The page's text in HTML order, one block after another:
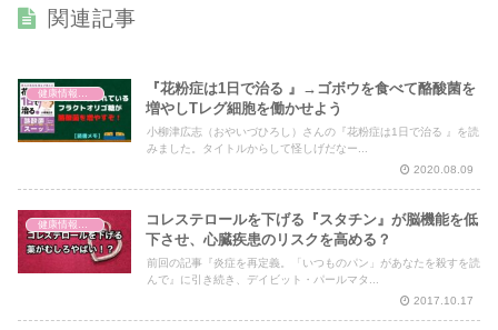
関連記事
健康情報の読み解き・考え方
『花粉症は1日で治る 』→ゴボウを食べて酪酸菌を
増やしTレグ細胞を働かせよう
小柳津広志（おやいづひろし）さんの『花粉症は1日で治る 』を読
みました。タイトルからして怪しげだなー...
2020.08.09
コレステロールを下げる『スタチン』が脳機能を低
下させ、心臓疾患のリスクを高める？
前回の記事『炎症を再定義。「いつものパン」があなたを殺すを読
んで』に引き続き、デイビット・パールマタ...
2017.10.17